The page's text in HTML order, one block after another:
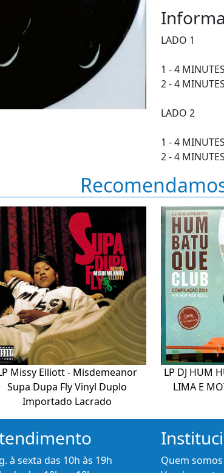
LADO 1
1 - 4
2 - 4
LADO 2
1 - 4
2 - 4
Missy Elliott - Misdemeanor
Supa Dupa Fly Vinyl Duplo
Importado Lacrado
LP DJ HUM
LIMA E
à sexta das 10h às 19h
Quem somos